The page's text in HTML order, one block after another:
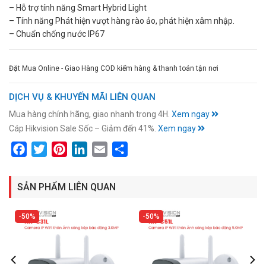
– Hỗ trợ tính năng Smart Hybrid Light
– Tính năng Phát hiện vượt hàng rào ảo, phát hiện xâm nhập.
– Chuẩn chống nước IP67
Đặt Mua Online - Giao Hàng COD kiểm hàng & thanh toán tận nơi
DỊCH VỤ & KHUYẾN MÃI LIÊN QUAN
Mua hàng chính hãng, giao nhanh trong 4H. Xem ngay
Cáp Hikvision Sale Sốc – Giảm đến 41%. Xem ngay
FacebookTwitterPinterestLinkedIn
Email
SẢN PHẨM LIÊN QUAN
50% 50%